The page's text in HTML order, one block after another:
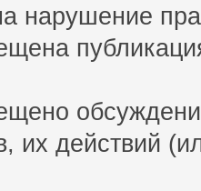
нарушение
их действий